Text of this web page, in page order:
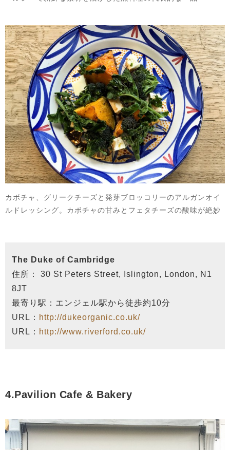
カボチャ、グリークチーズと発芽ブロッコリーのアルガンオイ
ルドレッシング。カボチャの甘みとフェタチーズの酸味が絶妙
The Duke of Cambridge
住所： 30 St Peters Street, Islington, London, N1
8JT
最寄り駅：エンジェル駅から徒歩約10分
URL： http://dukeorganic.co.uk/
URL： http://www.riverford.co.uk/
4.Pavilion Cafe & Bakery